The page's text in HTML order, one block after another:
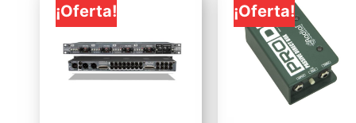
¡Oferta! ¡Oferta!